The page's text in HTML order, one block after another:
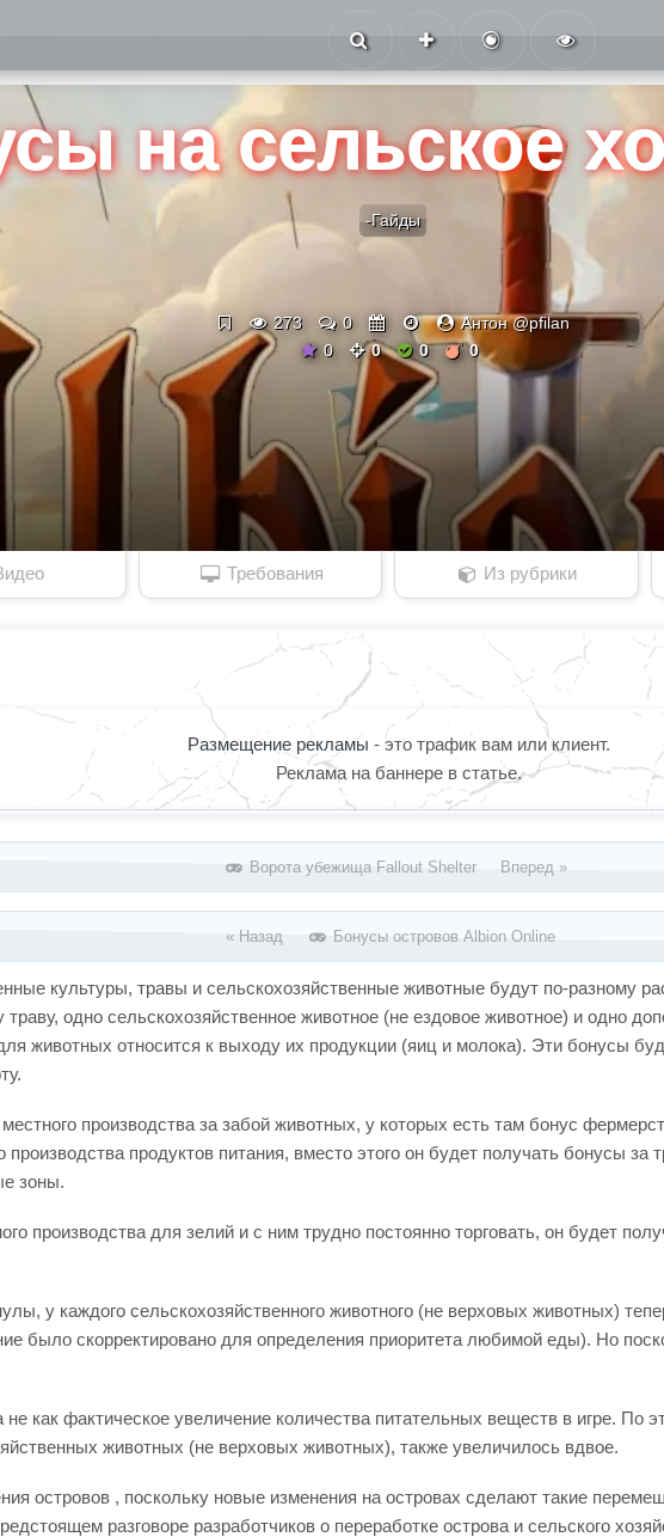
на сельское
-Гайды
273 0
Антон @pfilan
0
0 0 0
Требования Из рубрики
Размещение рекламы - это трафик вам или клиент.
Реклама на баннере в статье.
Ворота убежища Fallout Shelter Вперед »
« Назад Бонусы островов Albion Online
культуры, травы и сельскохозяйственные животные будут по-разному
одно сельскохозяйственное животное (не ездовое животное) и одно
животных относится к выходу их продукции (яиц и молока). Эти бонусы
производства за забой животных, у которых есть там бонус
продуктов питания, вместо этого он будет получать бонусы за
зоны.
производства для зелий и с ним трудно постоянно торговать, он будет
у каждого сельскохозяйственного животного (не верховых животных)
было скорректировано для определения приоритета любимой еды). Но
как фактическое увеличение количества питательных веществ в игре. По
животных (не верховых животных), также увеличилось вдвое.
островов , поскольку новые изменения на островах сделают такие
разговоре разработчиков о переработке острова и сельского